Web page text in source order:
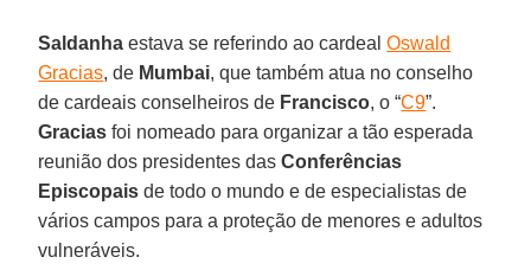
Saldanha estava se referindo ao cardealOswald
Gracias, de Mumbai, que também atua no conselho
de cardeais conselheiros de Francisco, o “C9”.
Gracias foi nomeado para organizar a tão esperada
reunião dos presidentes dasConferências
Episcopais de todo o mundo e de especialistas de
vários campos para a proteção de menores e adultos
vulneráveis.